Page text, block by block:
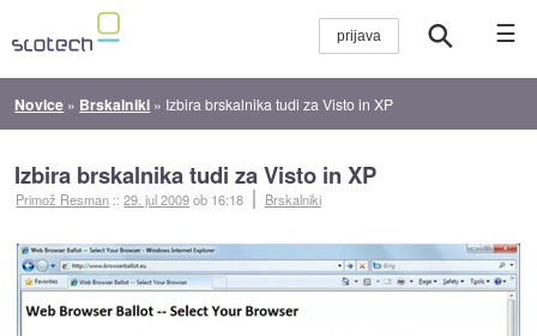
☰
Novice » Brskalniki » Izbira brskalnika tudi za Visto in XP
Izbira brskalnika tudi za Visto in XP
Primož Resman ::29. jul 2009ob 16:18 Brskalniki